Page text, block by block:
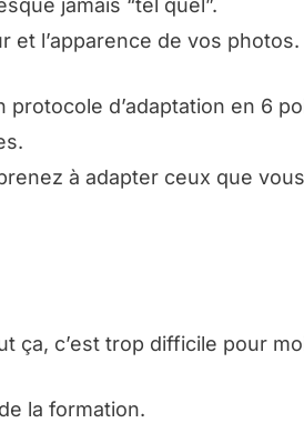
jamais “tel quel”.
et l’apparence de vos photos.
protocole d’adaptation en 6
à adapter ceux que
ça, c’est trop difficile pour
la formation.